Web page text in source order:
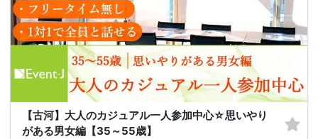
【古河】大人のカジュアル一人参加中心☆思いやり
がある男女編【35～55歳】